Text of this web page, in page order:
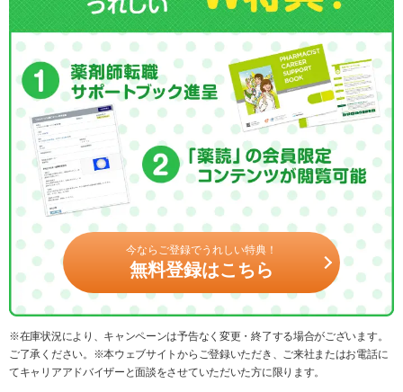
今ならご登録でうれしい特典！
無料登録はこちら
※在庫状況により、キャンペーンは予告なく変更・終了する場合がございます。
ご了承ください。※本ウェブサイトからご登録いただき、ご来社またはお電話に
てキャリアアドバイザーと面談をさせていただいた方に限ります。